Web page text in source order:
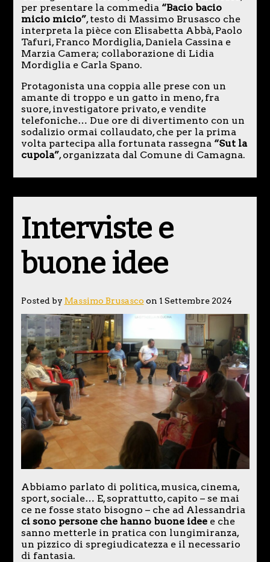
per presentare la commedia “Bacio bacio
micio micio”, testo di Massimo Brusasco che
interpreta la pièce con Elisabetta Abbà, Paolo
Tafuri, Franco Mordiglia, Daniela Cassina e
Marzia Camera; collaborazione di Lidia
Mordiglia e Carla Spano.
Protagonista una coppia alle prese con un
amante di troppo e un gatto in meno, fra
suore, investigatore privato, e vendite
telefoniche… Due ore di divertimento con un
sodalizio ormai collaudato, che per la prima
volta partecipa alla fortunata rassegna “Sut la
cupola”, organizzata dal Comune di Camagna.
Interviste e
buone idee
Posted by Massimo Brusasco on 1 Settembre 2024
Abbiamo parlato di politica, musica, cinema,
sport, sociale… E, soprattutto, capito – se mai
ce ne fosse stato bisogno – che ad Alessandria
ci sono persone che hanno buone idee e che
sanno metterle in pratica con lungimiranza,
un pizzico di spregiudicatezza e il necessario
di fantasia.